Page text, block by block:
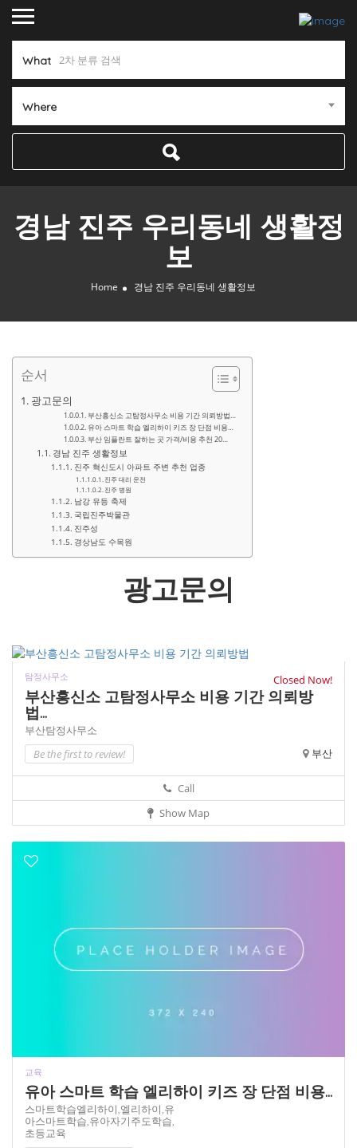
What
Where
경남 진주 우리동네 생활정
보
Home 경남 진주 우리동네 생활정보
순서
광고문의
부산흥신소 고탐정사무소 비용 기간 의뢰방법…
유아 스마트 학습 엘리하이 키즈 장 단점 비용…
부산 임플란트 잘하는 곳 가격/비용 추천 20…
경남 진주 생활정보
진주 혁신도시 아파트 주변 추천 업종
진주 대리 운전
진주 병원
남강 유등 축제
국립진주박물관
진주성
경상남도 수목원
광고문의
탐정사무소 Closed Now!
부산흥신소 고탐정사무소 비용 기간 의뢰방
법...
부산탐정사무소
Be the first to review! 부산
Call
Show Map
교육
유아 스마트 학습 엘리하이 키즈 장 단점 비용...
스마트학습엘리하이, 엘리하이, 유
아스마트학습, 유아자기주도학습,
초등교육